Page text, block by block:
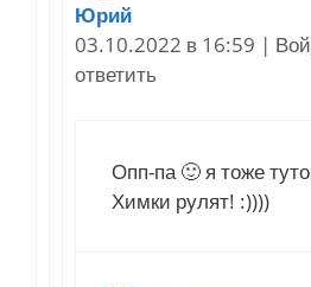
Юрий
03.10.2022 в 16:59 |
ответить
Опп-па 🙂 я тоже
Химки рулят! :))))